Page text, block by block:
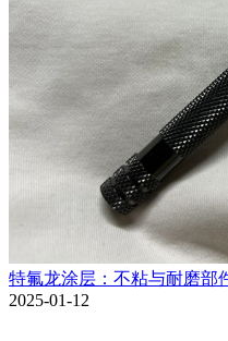
特氟龙涂层：不粘与耐磨部
2025-01-12